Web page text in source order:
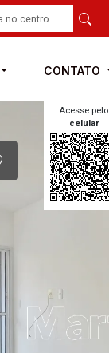
CONTATO
Acesse pelo
celular